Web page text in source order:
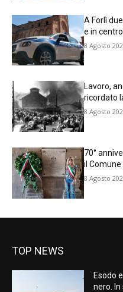
A Forlì
e in
8 Agosto
Lavoro,
ricordato
8 Agosto
70°
il
8 Agosto
TOP NEWS
Esodo
nero.